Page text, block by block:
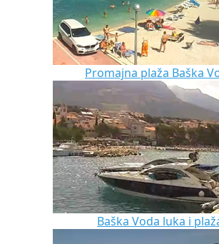
Promajna plaža Baška
Baška Voda luka i